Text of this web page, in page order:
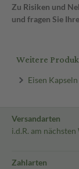
Zu Risiken und
und fragen Sie
Weitere
Eisen Kapseln
Versandarten
i.d.R. am
Zahlarten